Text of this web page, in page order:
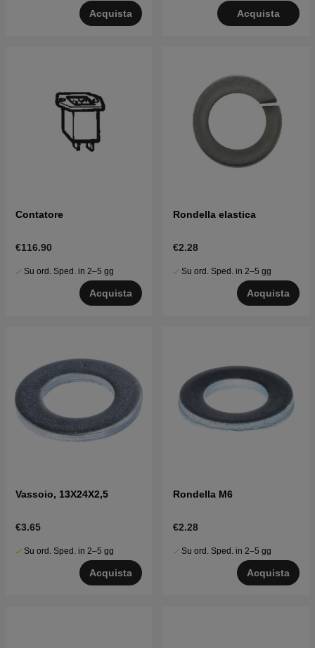
Acquista Acquista
Contatore
€116.90
Su ord. Sped. in 2–5 gg
Acquista
Rondella elastica
€2.28
Su ord. Sped. in 2–5 gg
Acquista
Vassoio, 13X24X2,5
€3.65
Su ord. Sped. in 2–5 gg
Acquista
Rondella M6
€2.28
Su ord. Sped. in 2–5 gg
Acquista